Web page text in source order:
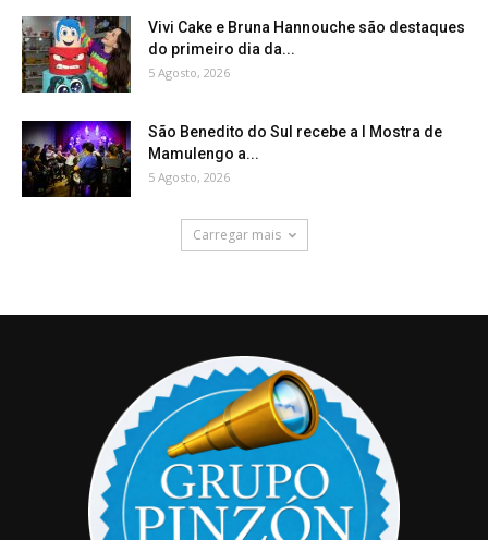
Vivi Cake e Bruna Hannouche são destaques
do primeiro dia da...
5 Agosto, 2026
São Benedito do Sul recebe a I Mostra de
Mamulengo a...
5 Agosto, 2026
Carregar mais